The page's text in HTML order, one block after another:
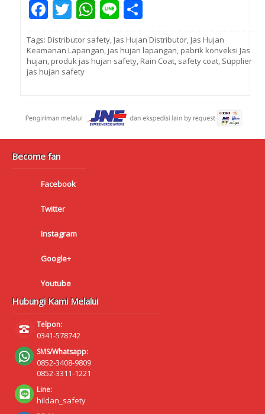
Facebook
Twitter
WhatsApp
Line
Tags: Distributor safety, Jas Hujan Distributor, Jas Hujan
Keamanan Lapangan, jas hujan lapangan, pabrik konveksi Jas
hujan, produk jas hujan safety, Rain Coat, safety coat, Supplier
jas hujan safety
Become fan
Facebook
Twitter
Instagram
Google+
Youtube
Hubungi Kami Melalui
Telpon:
0341-578742
SMS/Whatsapp:
0852-3408-9809
0852-3311-1221
Line:
hildan_safety